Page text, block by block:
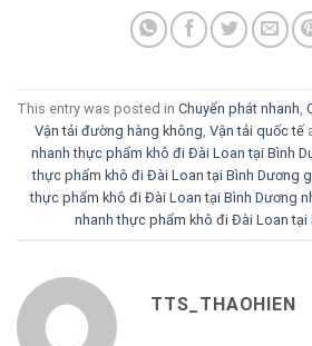
This entry was posted in Chuyển phát nhanh
Vận tải đường hàng không Vận tải quốc tế
nhanh thực phẩm khô đi Đài Loan tại Bình
thực phẩm khô đi Đài Loan tại Bình Dương
thực phẩm khô đi Đài Loan tại Bình Dương
nhanh thực phẩm khô đi Đài Loan tại
TTS_THAOHIEN